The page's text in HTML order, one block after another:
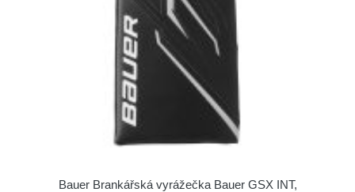
Bauer Brankářská vyrážečka Bauer GSX INT,